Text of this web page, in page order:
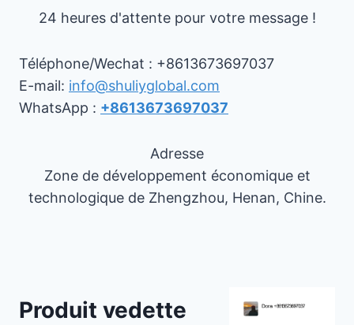
24 heures d'attente pour votre message !
Téléphone/Wechat : +8613673697037
E-mail: info@shuliyglobal.com
WhatsApp : +8613673697037
Adresse
Zone de développement économique et
technologique de Zhengzhou, Henan, Chine.
Produit vedette